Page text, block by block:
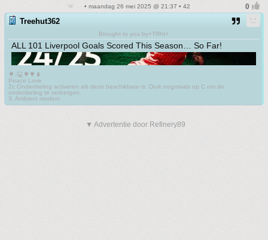
• maandag 26 mei 2025 @ 21:37 • 42
Treehut362
Brought to you by+TRht+
ALL 101 Liverpool Goals Scored This Season… So Far!
🌳♪💻🌳🌳🌲
Peace Love
2c Ondertiteling activeren als deze beschikbaar is. Druk nogmaals op C om de
ondertiteling te verbergen.
3. Ambient modern
▼ Advertentie door Refinery89